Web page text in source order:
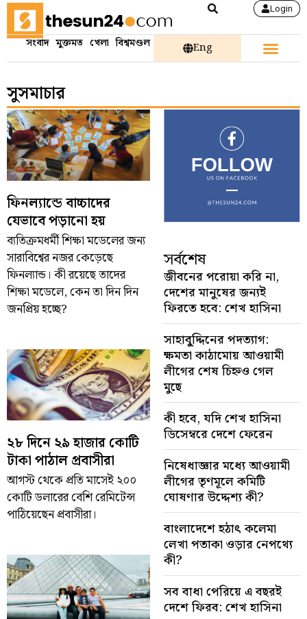
Login
সংবাদ মুক্তমত খেলা বিশ্বমণ্ডল Eng
সুসমাচার
ফিনল্যান্ডে বাচ্চাদের
যেভাবে পড়ানো হয়
ব্যতিক্রমধর্মী শিক্ষা মডেলের জন্য
সারাবিশ্বের নজর কেড়েছে
ফিনল্যান্ড। কী রয়েছে তাদের
শিক্ষা মডেলে, কেন তা দিন দিন
জনপ্রিয় হচ্ছে?
২৮ দিনে ২৯ হাজার কোটি
টাকা পাঠাল প্রবাসীরা
আগস্ট থেকে প্রতি মাসেই ২০০
কোটি ডলারের বেশি রেমিটেন্স
পাঠিয়েছেন প্রবাসীরা।
সর্বশেষ
জীবনের পরোয়া করি না,
দেশের মানুষের জন্যই
ফিরতে হবে: শেখ হাসিনা
সাহাবু্দ্দিনের পদত্যাগ:
ক্ষমতা কাঠামোয় আওয়ামী
লীগের শেষ চিহ্নও গেল
মুছে
কী হবে, যদি শেখ হাসিনা
ডিসেম্বরে দেশে ফেরেন
নিষেধাজ্ঞার মধ্যে আওয়ামী
লীগের তৃণমূলে কমিটি
ঘোষণার উদ্দেশ্য কী?
বাংলাদেশে হঠাৎ কলেমা
লেখা পতাকা ওড়ার নেপথ্যে
কী?
সব বাধা পেরিয়ে এ বছরই
দেশে ফিরব: শেখ হাসিনা